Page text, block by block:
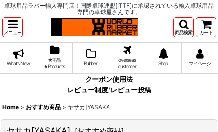
卓球用品ラバー輸入専門店！国際卓球連盟[ITTF]に承認されている輸入卓球用品
専門の卓球屋さんです。
メニュー 商品検索 カート
What's New
★商品
★Products
Rubber
overseas
customer
Shop マイページ
クーポン使用法
レビュー制度/レビュー投稿
Home > おすすめ商品 > ヤサカ[YASAKA]